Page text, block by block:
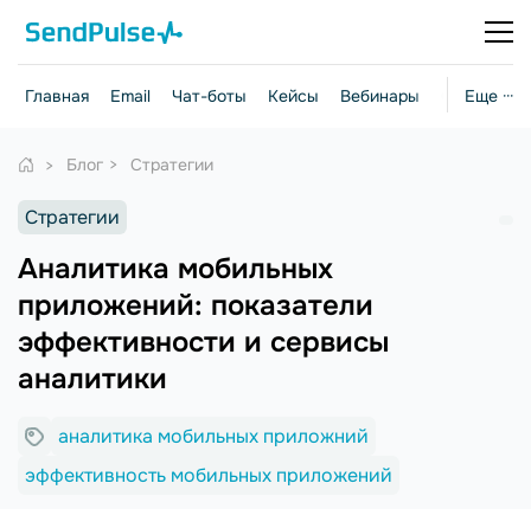
Еще ···
Главная Email Чат-боты Кейсы Вебинары Стратегии
Блог Стратегии
Стратегии
Аналитика мобильных
приложений: показатели
эффективности и сервисы
аналитики
аналитика мобильных приложний
эффективность мобильных приложений